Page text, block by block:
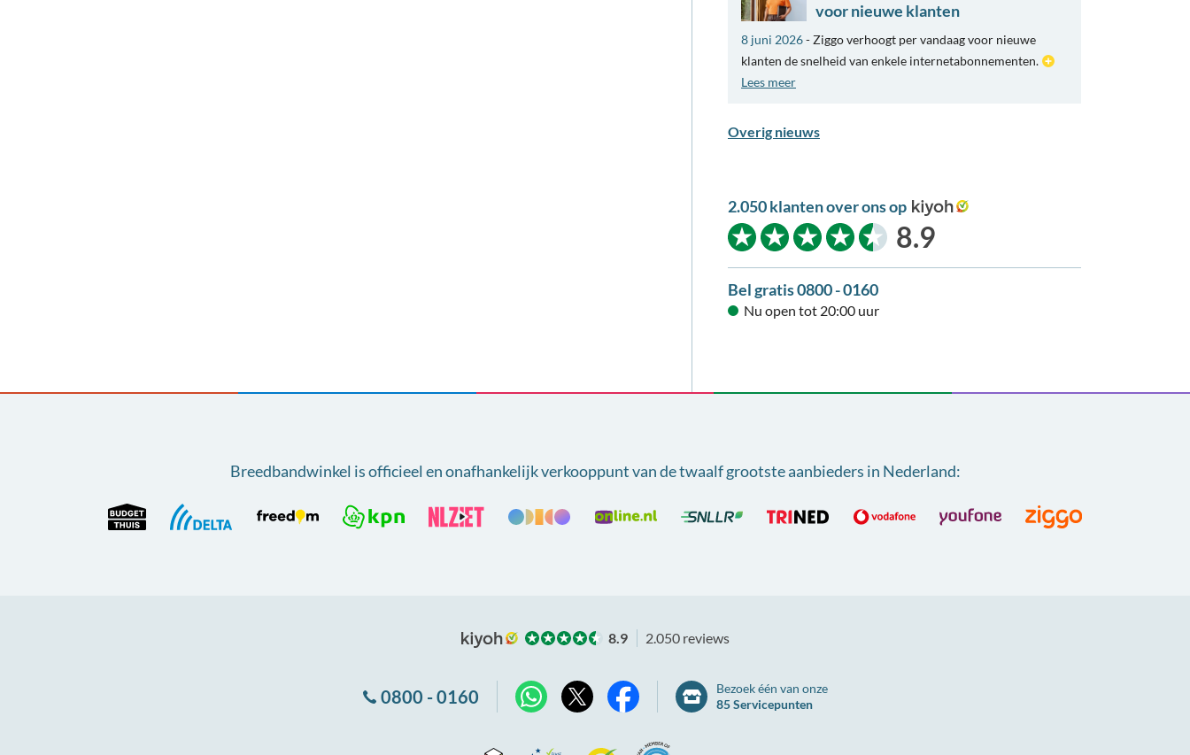
voor nieuwe klanten
8 juni 2026- Ziggo verhoogt per vandaag voor nieuwe
klanten de snelheid van enkele internetabonnementen.
Lees meer
Overig nieuws
2.050 klanten over ons op
kiyoh
8.9
Bel gratis 0800 - 0160
Nu open tot 20:00 uur
Breedbandwinkel is officieel en onafhankelijk verkooppunt vande twaalf grootste aanbieders in Nederland:
8.9 2.050 reviews
0800 - 0160
Bezoek één van onze
85 Servicepunten